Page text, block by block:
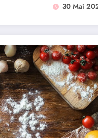
30 Mai